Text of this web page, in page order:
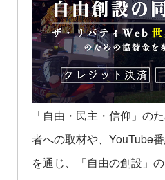
「自由・民主・信仰」の
者への取材や、YouTube
を通じ、「自由の創設」